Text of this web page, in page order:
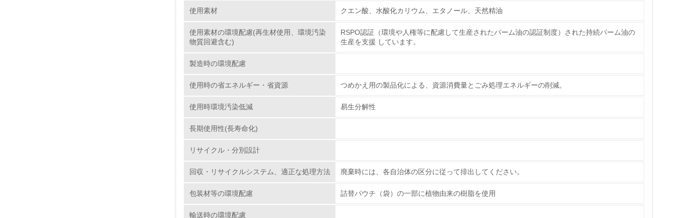
1.環境取り組み体制
レベル1
1. 環境方針を持っている
2. 環境対応の責任体制を定めている
3. 環境問題に関する従業員教育を行っている
4. 自社に関係する主要な環境法規制を把握し、順守している
大気汚染物質に関する取り組み
使用素材 クエン酸、水酸化カリウム、エタノール、天然精油
使用素材の環境配慮(再生材使用、環境汚染
物質回避含む)
RSPO認証（環境や人権等に配慮して生産されたパーム油の認証制度）された持続パーム油の
生産を支援 しています。
製造時の環境配慮
使用時の省エネルギー・省資源 つめかえ用の製品化による、資源消費量とごみ処理エネルギーの削減。
使用時環境汚染低減 易生分解性
長期使用性(長寿命化)
リサイクル・分別設計
回収・リサイクルシステム、適正な処理方法 廃棄時には、各自治体の区分に従って排出してください。
包装材等の環境配慮 詰替パウチ（袋）の一部に植物由来の樹脂を使用
輸送時の環境配慮